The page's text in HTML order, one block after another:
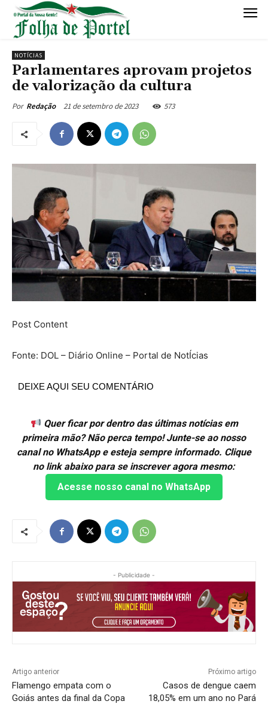
NOTÍCIAS
Parlamentares aprovam projetos
de valorização da cultura
Por Redação 21 de setembro de 2023 573
Post Content
Fonte: DOL – Diário Online – Portal de NotÍcias
DEIXE AQUI SEU COMENTÁRIO
Quer ficar por dentro das últimas notícias em
primeira mão? Não perca tempo! Junte-se ao nosso
canal no WhatsApp e esteja sempre informado. Clique
no link abaixo para se inscrever agora mesmo:
Acesse nosso canal no WhatsApp
- Publicidade -
Artigo anterior
Flamengo empata com o
Goiás antes da final da Copa
Próximo artigo
Casos de dengue caem
18,05% em um ano no Pará